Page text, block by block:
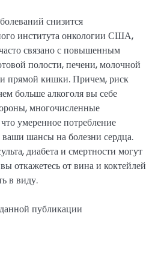
снизится
института онкологии США,
связано с повышенным
полости, печени, молочной
прямой кишки. Причем, риск
больше алкоголя вы себе
многочисленные
умеренное потребление
ваши шансы на болезни сердца.
диабета и смертности могут
откажетесь от вина и коктейлей
в виду.
публикации